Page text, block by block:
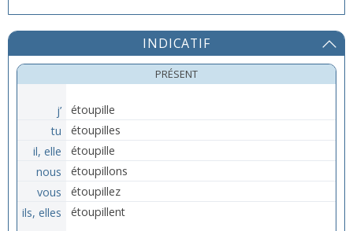
INDICATIF
PRÉSENT
j’
étoupille
tu
étoupilles
il, elle
étoupille
nous
étoupillons
vous
étoupillez
ils, elles
étoupillent